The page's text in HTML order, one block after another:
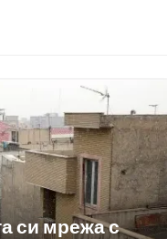
си мрежа с